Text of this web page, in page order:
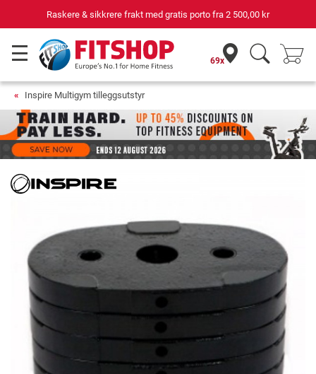
Raskere & sikkrere frakt med gratis porto fra 2 500,00 kr
69x
Inspire Multigym tilleggsutstyr